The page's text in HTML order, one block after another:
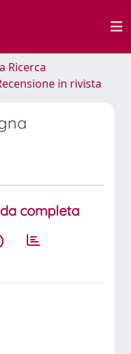
Ricerca
in rivista
completa